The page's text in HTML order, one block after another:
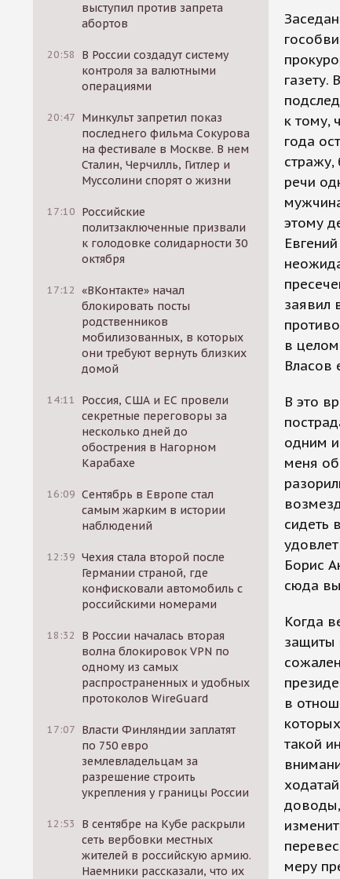
выступил против запрета
абортов
20:58
В России создадут систему
контроля за валютными
операциями
20:47 Минкульт запретил показ
последнего фильма Сокурова
на фестивале в Москве. В нем
Сталин, Черчилль, Гитлер и
Муссолини спорят о жизни
17:10 Российские
политзаключенные призвали
к голодовке солидарности 30
октября
17:12 «ВКонтакте» начал
блокировать посты
родственников
мобилизованных, в которых
они требуют вернуть близких
домой
14:11
Россия, США и ЕС провели
секретные переговоры за
несколько дней до
обострения в Нагорном
Карабахе
16:09 Сентябрь в Европе стал
самым жарким в истории
наблюдений
12:39 Чехия стала второй после
Германии страной, где
конфисковали автомобиль с
российскими номерами
18:32
В России началась вторая
волна блокировок VPN по
одному из самых
распространенных и удобных
протоколов WireGuard
17:07 Власти Финляндии заплатят
по 750 евро
землевладельцам за
разрешение строить
укрепления у границы России
12:53
В сентябре на Кубе раскрыли
сеть вербовки местных
жителей в российскую армию.
Наемники рассказали, что их
газету.
к тому,
года
речи
этому
заявил
в
Власов
В это
одним
меня
сидеть
Борис
сюда
Когда
защиты
в
такой
меру